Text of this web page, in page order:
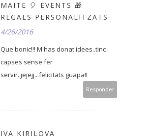
MAITE 🎈 EVENTS 🎁
REGALS PERSONALITZATS
4/26/2016
Que bonic!!! M'has donat idees..tinc
capses sense fer
servir..jejejj...felicitats guapa!!
Responder
IVA KIRILOVA